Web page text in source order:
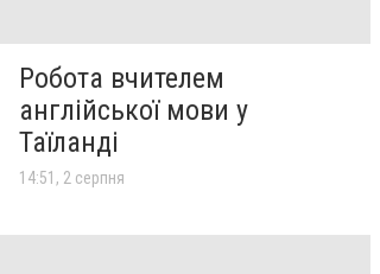
Робота вчителем
англійської мови у
Таїланді
14:51, 2 серпня